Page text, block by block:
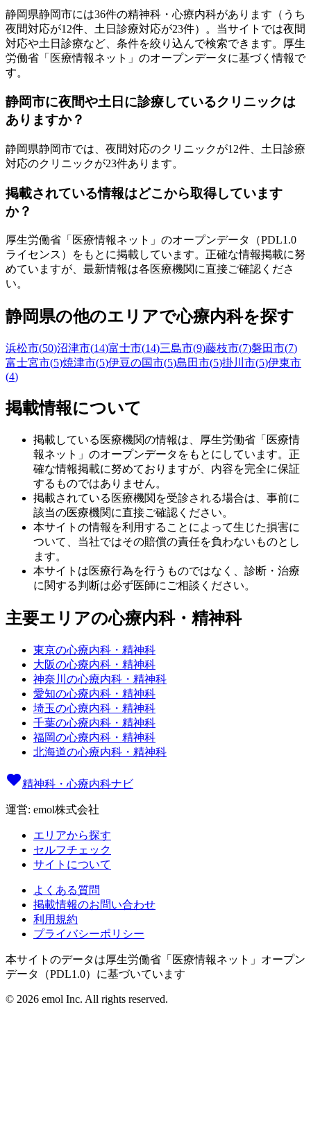
静岡県静岡市には36件の精神科・心療内科があります （うち
夜間対応が12件、土日診療対応が23件）
。当サイトでは夜間
対応や土日診療など、条件を絞り込んで検索できます。厚生
労働省「医療情報ネット」のオープンデータに基づく情報で
す。
静岡市に夜間や土日に診療しているクリニックは
ありますか？
静岡県静岡市では、夜間対応のクリニックが12件、土日診療
対応のクリニックが23件あります。
掲載されている情報はどこから取得しています
か？
厚生労働省「医療情報ネット」のオープンデータ（PDL1.0
ライセンス）をもとに掲載しています。正確な情報掲載に努
めていますが、最新情報は各医療機関に直接ご確認くださ
い。
静岡県の他のエリアで心療内科を探す
浜松市(50)沼津市(14)富士市(14)三島市(9)藤枝市(7)磐田市(7)
富士宮市(5)焼津市(5)伊豆の国市(5)島田市(5)掛川市(5)伊東市
(4)
掲載情報について
掲載している医療機関の情報は、厚生労働省「医療情
報ネット」のオープンデータをもとにしています。正
確な情報掲載に努めておりますが、内容を完全に保証
するものではありません。
掲載されている医療機関を受診される場合は、事前に
該当の医療機関に直接ご確認ください。
本サイトの情報を利用することによって生じた損害に
ついて、当社ではその賠償の責任を負わないものとし
ます。
本サイトは医療行為を行うものではなく、診断・治療
に関する判断は必ず医師にご相談ください。
主要エリアの心療内科・精神科
東京の心療内科・精神科
大阪の心療内科・精神科
神奈川の心療内科・精神科
愛知の心療内科・精神科
埼玉の心療内科・精神科
千葉の心療内科・精神科
福岡の心療内科・精神科
北海道の心療内科・精神科
精神科・心療内科ナビ
運営: emol株式会社
エリアから探す
セルフチェック
サイトについて
よくある質問
掲載情報のお問い合わせ
利用規約
プライバシーポリシー
本サイトのデータは厚生労働省「医療情報ネット」オープン
データ（PDL1.0）に基づいています
© 2026 emol Inc. All rights reserved.